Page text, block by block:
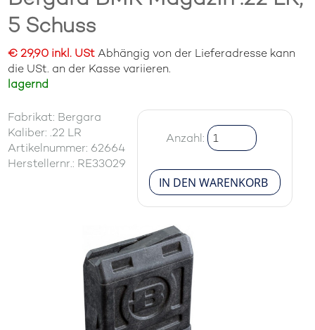
5 Schuss
€ 29,90 inkl. UStAbhängig von der Lieferadresse kann
die USt. an der Kasse variieren.
lagernd
Fabrikat: Bergara
Kaliber: .22 LR
Artikelnummer: 62664
Herstellernr.: RE33029
Anzahl: